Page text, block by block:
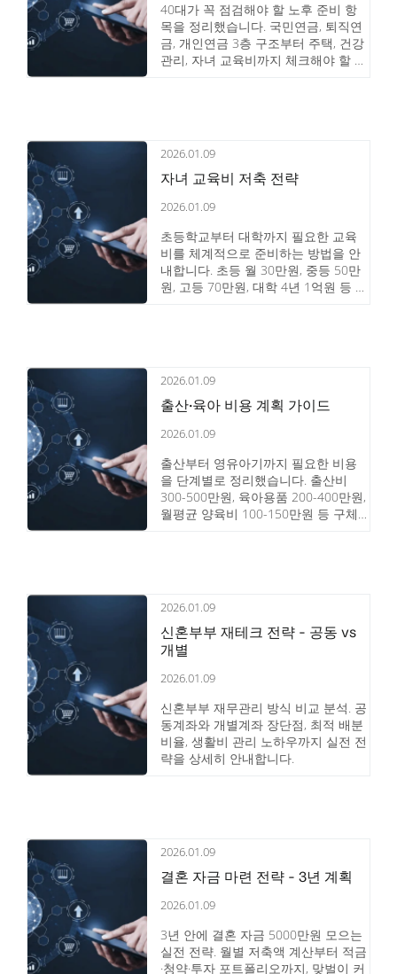
40대가 꼭 점검해야 할 노후 준비 항
목을 정리했습니다. 국민연금, 퇴직연
금, 개인연금 3층 구조부터 주택, 건강
관리, 자녀 교육비까지 체크해야 할 핵
2026.01.09
자녀 교육비 저축 전략
2026.01.09
초등학교부터 대학까지 필요한 교육
비를 체계적으로 준비하는 방법을 안
내합니다. 초등 월 30만원, 중등 50만
원, 고등 70만원, 대학 4년 1억원 등 단
2026.01.09
출산·육아 비용 계획 가이드
2026.01.09
출산부터 영유아기까지 필요한 비용
을 단계별로 정리했습니다. 출산비
300-500만원, 육아용품 200-400만원,
월평균 양육비 100-150만원 등 구체
2026.01.09
신혼부부 재테크 전략 - 공동 vs
개별
2026.01.09
신혼부부 재무관리 방식 비교 분석. 공
동계좌와 개별계좌 장단점, 최적 배분
비율, 생활비 관리 노하우까지 실전 전
략을 상세히 안내합니다.
2026.01.09
결혼 자금 마련 전략 - 3년 계획
2026.01.09
3년 안에 결혼 자금 5000만원 모으는
실전 전략. 월별 저축액 계산부터 적금
·청약·투자 포트폴리오까지, 맞벌이 커